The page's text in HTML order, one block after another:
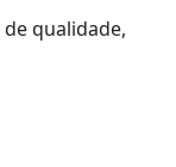
de qualidade,